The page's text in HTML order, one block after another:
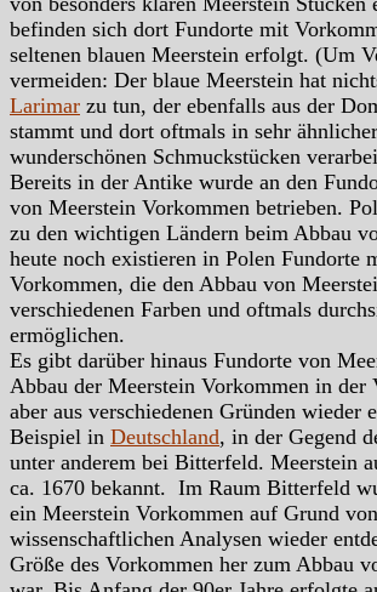
befinden sich dort Fundorte mit
seltenen blauen Meerstein erfolgt. (Um
vermeiden: Der blaue Meerstein hat
Larimar zu tun, der ebenfalls aus der
stammt und dort oftmals in sehr
wunderschönen Schmuckstücken
Bereits in der Antike wurde an den
von Meerstein Vorkommen betrieben.
zu den wichtigen Ländern beim Abbau
heute noch existieren in Polen Fundorte
Vorkommen, die den Abbau von
verschiedenen Farben und oftmals
ermöglichen.
Es gibt darüber hinaus Fundorte von
Abbau der Meerstein Vorkommen in der
aber aus verschiedenen Gründen wieder
Beispiel in Deutschland, in der Gegend
unter anderem bei Bitterfeld. Meerstein
ca. 1670 bekannt. Im Raum Bitterfeld
ein Meerstein Vorkommen auf Grund
wissenschaftlichen Analysen wieder
Größe des Vorkommen her zum Abbau